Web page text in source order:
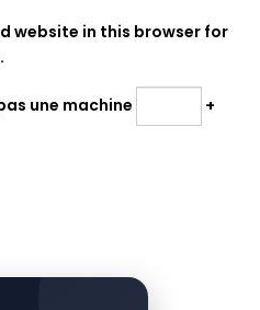
website in this browser for
une machine
+